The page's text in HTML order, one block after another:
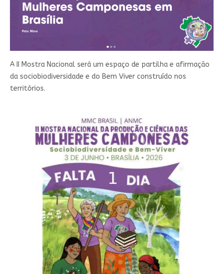
A II Mostra Nacional será um espaço de partilha e afirmação
da sociobiodiversidade e do Bem Viver construído nos
territórios.